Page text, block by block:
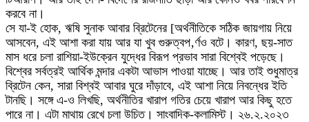
করবে না।
সে যা-ই হোক, ঋষি সুনাক আবার ব্রিটেনের [অর্থনীতিকে সঠিক জায়গায় নিয়ে
আসবেন, এই আশা করা যায় আর যা খুব গুরুত্বপ‚র্ণও বটে। কারণ, ছয়-সাত
মাস ধরে চলা রাশিয়া-ইউক্রেন যুদ্ধের বিরূপ প্রভাব সারা বিশ্বেই পড়েছে।
বিশ্বের সর্বত্রই আর্থিক মন্দার একটা আভাস পাওয়া যাচ্ছে। আর তাই শুধুমাত্র
ব্রিটেন কেন, সারা বিশ্বই আবার ঘুরে দাঁড়াবে, এই আশা নিয়ে নিবন্ধের ইতি
টানছি। সঙ্গে এ-ও লিখছি, অর্থনীতির খারাপ গতির চেয়ে খারাপ আর কিছু হতে
পারে না। এটা মাথায় রেখে চলা উচিত। সাংবাদিক-কলামিস্ট। ২৬.২.২০২৩